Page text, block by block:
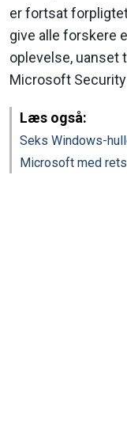
er fortsat
give alle forskere
oplevelse, uanset
Microsoft
Læs også:
Seks Windows-
Microsoft med